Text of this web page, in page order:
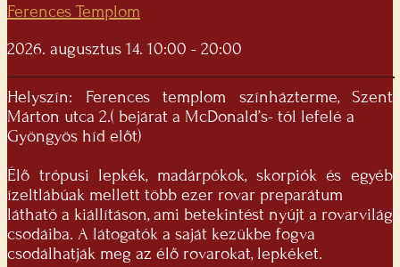
Ferences Templom
2026. augusztus 14. 10:00 - 20:00
Helyszín: Ferences templom színházterme, Szent
Márton utca 2.( bejárat a McDonald’s- tól lefelé a
Gyöngyös híd előt)
Élő trópusi lepkék, madárpókok, skorpiók és egyéb
ízeltlábúak mellett több ezer rovar preparátum
látható a kiállításon, ami betekintést nyújt a rovarvilág
csodáiba. A látogatók a saját kezükbe fogva
csodálhatják meg az élő rovarokat, lepkéket.